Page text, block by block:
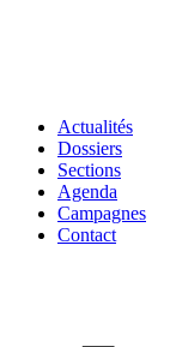
Actualités
Dossiers
Sections
Agenda
Campagnes
Contact